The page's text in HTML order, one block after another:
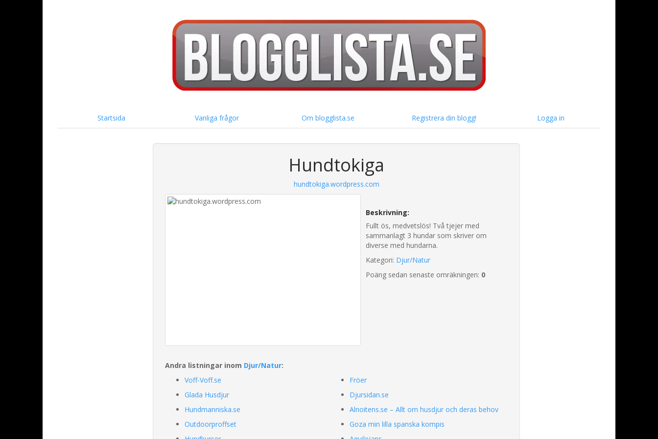
Startsida Vanliga frågor Om blogglista.se Registrera din blogg! Logga in
Hundtokiga
hundtokiga.wordpress.com
Beskrivning:
Fullt ös, medvetslös! Två tjejer med
sammanlagt 3 hundar som skriver om
diverse med hundarna.
Kategori: Djur/Natur
Poäng sedan senaste omräkningen: 0
Andra listningar inom Djur/Natur:
Voff-Voff.se
Glada Husdjur
Hundmanniska.se
Outdoorproffset
Fröer
Djursidan.se
Alnoitens.se – Allt om husdjur och deras behov
Goza min lilla spanska kompis